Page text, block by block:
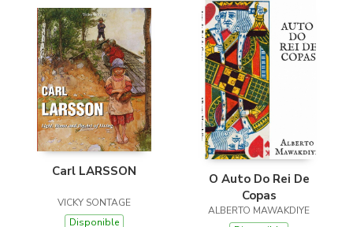
Carl LARSSON
VICKY SONTAGE
Disponible
O Auto Do Rei De
Copas
ALBERTO MAWAKDIYE